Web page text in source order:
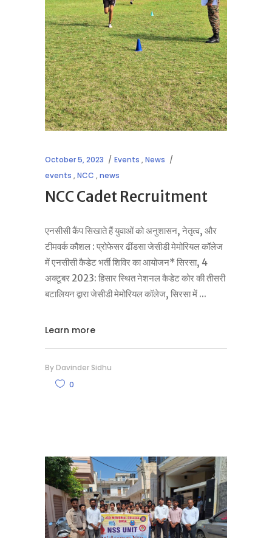
October 5, 2023 Events ,News
events ,NCC ,news
NCC Cadet Recruitment
एनसीसी कैंप सिखाते हैं युवाओं को अनुशासन, नेतृत्व, और
टीमवर्क कौशल : प्रोफेसर ढींडसा जेसीडी मेमोरियल कॉलेज
में एनसीसी कैडेट भर्ती शिविर का आयोजन* सिरसा, 4
अक्टूबर 2023: हिसार स्थित नेशनल कैडेट कोर की तीसरी
बटालियन द्वारा जेसीडी मेमोरियल कॉलेज, सिरसा में
Learn more
By Davinder Sidhu
0